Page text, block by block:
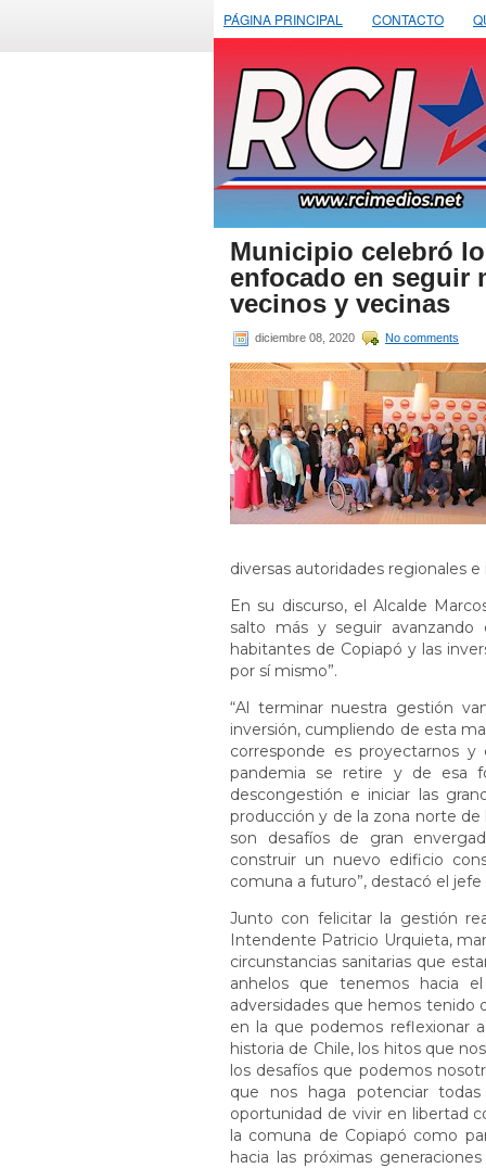
PÁGINA PRINCIPAL CONTACTO
Municipio celebró
enfocado en seguir
vecinos y vecinas
diciembre 08, 2020 No comments
diversas autoridades regionales
En su discurso, el Alcalde
salto más y seguir
habitantes de Copiapó y las
por sí mismo”.
“Al terminar nuestra gestión
inversión, cumpliendo de esta
corresponde es proyectarnos
pandemia se retire y de esa
descongestión e iniciar las
producción y de la zona norte de
son desafíos de gran
construir un nuevo edificio
comuna a futuro”, destacó el
Junto con felicitar la gestión
Intendente Patricio Urquieta,
circunstancias sanitarias que
anhelos que tenemos hacia
adversidades que hemos tenido
en la que podemos reflexionar
historia de Chile, los hitos que
los desafíos que podemos
que nos haga potenciar
oportunidad de vivir en libertad
la comuna de Copiapó como
hacia las próximas